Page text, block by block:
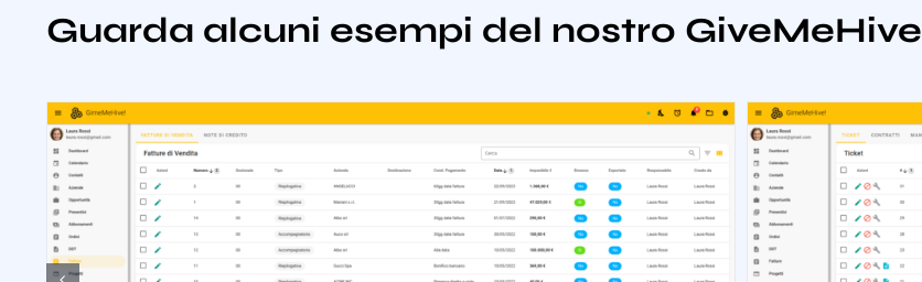
Guarda alcuni esempi del nostro GiveMeHive